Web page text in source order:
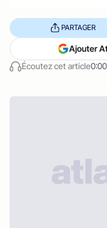
Écoutez cet article
PARTAGER
Ajouter